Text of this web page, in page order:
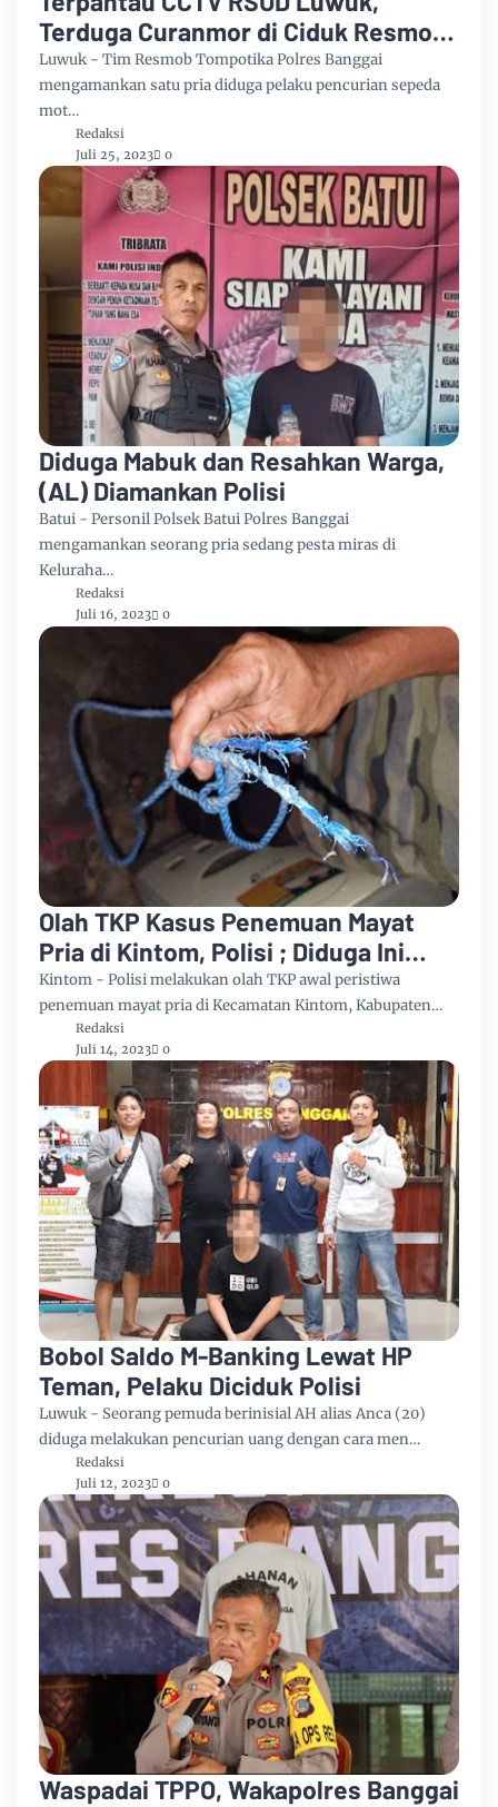
Terduga Curanmor di Ciduk Resmob
Polres Banggai
Luwuk - Tim Resmob Tompotika Polres Banggai
mengamankan satu pria diduga pelaku pencurian sepeda
mot…
Redaksi
Juli 25, 2023
0
Diduga Mabuk dan Resahkan Warga,
(AL) Diamankan Polisi
Batui - Personil Polsek Batui Polres Banggai
mengamankan seorang pria sedang pesta miras di
Keluraha…
Redaksi
Juli 16, 2023
0
Olah TKP Kasus Penemuan Mayat
Pria di Kintom, Polisi ; Diduga Ini
Penyebabnya !!
Kintom - Polisi melakukan olah TKP awal peristiwa
penemuan mayat pria di Kecamatan Kintom, Kabupaten…
Redaksi
Juli 14, 2023
0
Bobol Saldo M-Banking Lewat HP
Teman, Pelaku Diciduk Polisi
Luwuk - Seorang pemuda berinisial AH alias Anca (20)
diduga melakukan pencurian uang dengan cara men…
Redaksi
Juli 12, 2023
0
Waspadai TPPO, Wakapolres Banggai